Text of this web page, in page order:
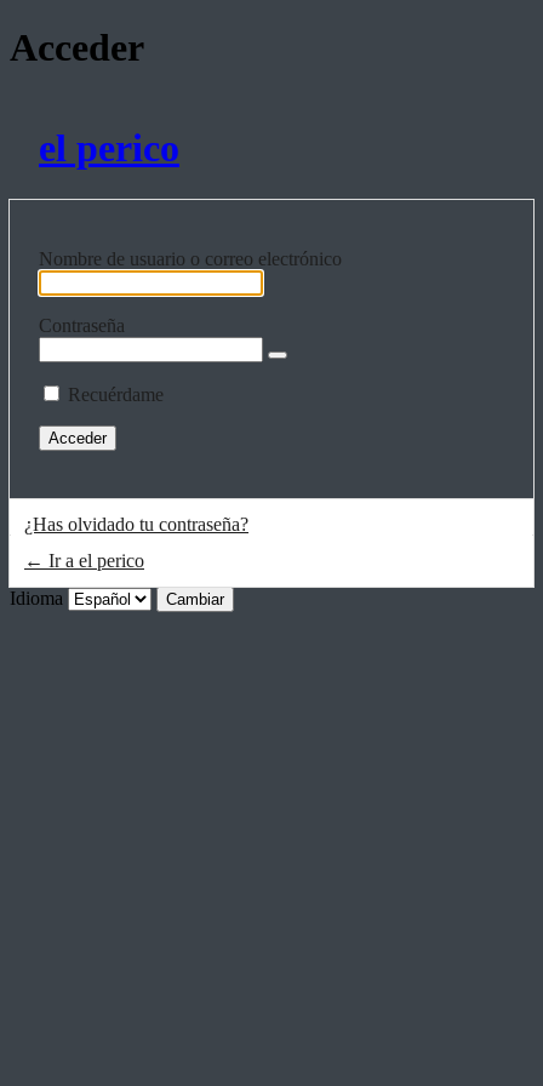
Acceder
el perico
Nombre de usuario o correo electrónico
Contraseña
Recuérdame
¿Has olvidado tu contraseña?
← Ir a el perico
Idioma